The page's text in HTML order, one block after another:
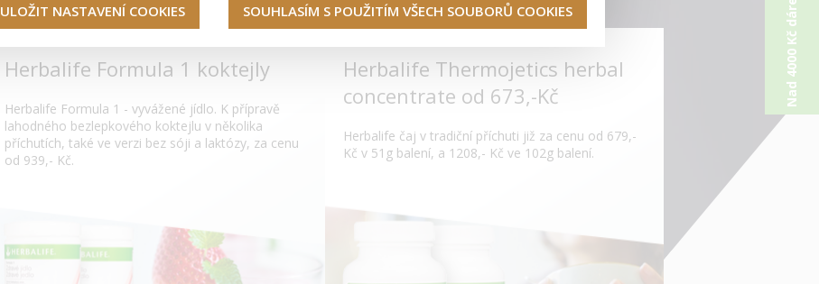
Herbalife Formula 1 koktejly
Herbalife Formula 1 - vyvážené jídlo. K přípravě
lahodného bezlepkového koktejlu v několika
příchutích, také ve verzi bez sóji a laktózy, za cenu
od 939,- Kč.
Herbalife Thermojetics herbal
concentrate od 673,-Kč
Herbalife čaj v tradiční příchuti již za cenu od 679,-
Kč v 51g balení, a 1208,- Kč ve 102g balení.
ULOŽIT NASTAVENÍ COOKIES SOUHLASÍM S POUŽITÍM VŠECH SOUBORŮ COOKIES